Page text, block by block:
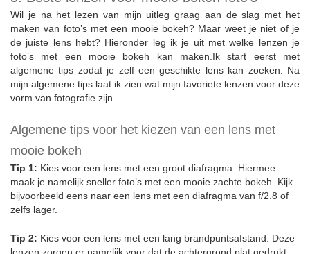
Wil je na het lezen van mijn uitleg graag aan de slag met het
maken van foto’s met een mooie bokeh? Maar weet je niet of je
de juiste lens hebt? Hieronder leg ik je uit met welke lenzen je
foto’s met een mooie bokeh kan maken.Ik start eerst met
algemene tips zodat je zelf een geschikte lens kan zoeken. Na
mijn algemene tips laat ik zien wat mijn favoriete lenzen voor deze
vorm van fotografie zijn.
Algemene tips voor het kiezen van een lens met
mooie bokeh
Tip 1: Kies voor een lens met een groot diafragma. Hiermee
maak je namelijk sneller foto’s met een mooie zachte bokeh. Kijk
bijvoorbeeld eens naar een lens met een diafragma van f/2.8 of
zelfs lager.
Tip 2: Kies voor een lens met een lang brandpuntsafstand. Deze
lenzen zorgen er namelijk voor dat de achtergrond plat gedrukt